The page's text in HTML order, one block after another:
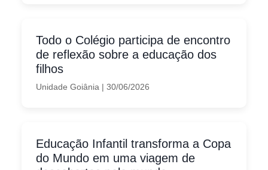
Todo o Colégio participa de encontro
de reflexão sobre a educação dos
filhos
Unidade Goiânia | 30/06/2026
Educação Infantil transforma a Copa
do Mundo em uma viagem de